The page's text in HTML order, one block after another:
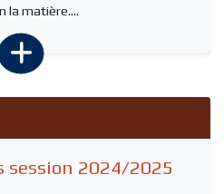
la matière....
session 2024/2025